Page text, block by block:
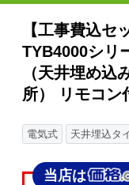
【工事費込
TYB4000シリ
（天井埋め込
所） リモコ
電気式 天井埋込タ
当店は